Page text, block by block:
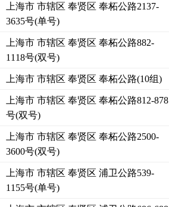
上海市 市辖区 奉贤区 奉柘公路2137-
3635号(单号)
上海市 市辖区 奉贤区 奉柘公路882-
1118号(双号)
上海市 市辖区 奉贤区 奉柘公路(10组)
上海市 市辖区 奉贤区 奉柘公路812-878
号(双号)
上海市 市辖区 奉贤区 奉柘公路2500-
3600号(双号)
上海市 市辖区 奉贤区 浦卫公路539-
1155号(单号)